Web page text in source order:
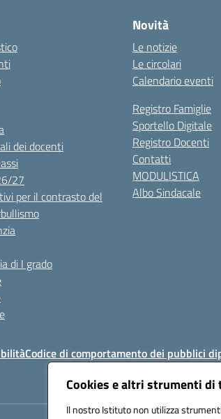
Cookies e altri strumenti di
Il nostro Istituto non utilizza
dei docenti
27
per il contrasto del
di I grado
Novità
Le notizie
Le circolari
Calendario eventi
Registro Famiglie
Sportello Digitale
Registro Docenti
Contatti
MODULISTICA
Albo Sindacale
Codice di comportamento dei pubblici